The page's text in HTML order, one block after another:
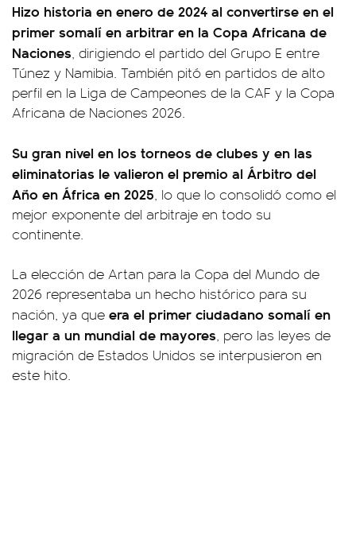
Hizo historia en enero de 2024 al convertirse en el
primer somalí en arbitrar en la Copa Africana de
Naciones, dirigiendo el partido del Grupo E entre
Túnez y Namibia. También pitó en partidos de alto
perfil en la Liga de Campeones de la CAF y la Copa
Africana de Naciones 2026.
Su gran nivel en los torneos de clubes y en las
eliminatorias le valieron el premio al Árbitro del
Año en África en 2025, lo que lo consolidó como el
mejor exponente del arbitraje en todo su
continente.
La elección de Artan para la Copa del Mundo de
2026 representaba un hecho histórico para su
nación, ya que era el primer ciudadano somalí en
llegar a un mundial de mayores, pero las leyes de
migración de Estados Unidos se interpusieron en
este hito.